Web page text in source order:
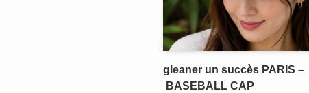
gleaner un succès PARIS –
BASEBALL CAP